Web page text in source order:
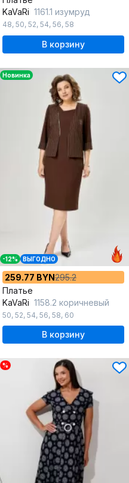
KaVaRi 1161.1 изумруд
48, 50, 52, 54, 56, 58
В корзину
Новинка
-12% ВЫГОДНО
259.77 BYN295.2
Платье
KaVaRi 1158.2 коричневый
50, 52, 54, 56, 58, 60
В корзину
%